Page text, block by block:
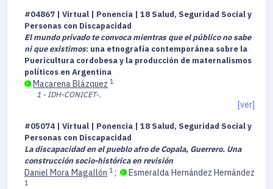
#04867 | Virtual | Ponencia | 18 Salud, Seguridad Social y
Personas con Discapacidad
El mundo privado te convoca mientras que el público no sabe
ni que existimos: una etnografía contemporánea sobre la
Puericultura cordobesa y la producción de maternalismos
políticos en Argentina
Macarena Blázquez 1
1 - IDH-CONICET-.
[ver]
#05074 | Virtual | Ponencia | 18 Salud, Seguridad Social y
Personas con Discapacidad
La discapacidad en el pueblo afro de Copala, Guerrero. Una
construcción socio-histórica en revisión
Daniel Mora Magallón 1 ; Esmeralda Hernández Hernández
1